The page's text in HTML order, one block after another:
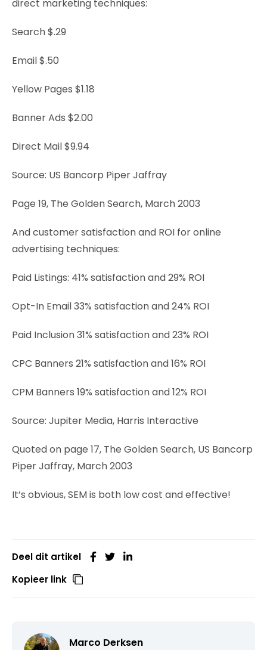
direct marketing techniques:
Search $.29
Email $.50
Yellow Pages $1.18
Banner Ads $2.00
Direct Mail $9.94
Source: US Bancorp Piper Jaffray
Page 19, The Golden Search, March 2003
And customer satisfaction and ROI for online
advertising techniques:
Paid Listings: 41% satisfaction and 29% ROI
Opt-In Email 33% satisfaction and 24% ROI
Paid Inclusion 31% satisfaction and 23% ROI
CPC Banners 21% satisfaction and 16% ROI
CPM Banners 19% satisfaction and 12% ROI
Source: Jupiter Media, Harris Interactive
Quoted on page 17, The Golden Search, US Bancorp
Piper Jaffray, March 2003
It’s obvious, SEM is both low cost and effective!
Deel dit artikel
Kopieer link
Marco Derksen